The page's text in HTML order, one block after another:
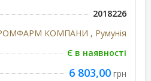
2018226
КОМПАНИ , Румунія
Є в наявності
6 803,00 грн